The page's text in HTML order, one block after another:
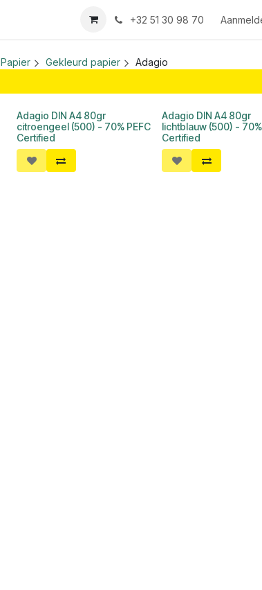
+32 51 30 98 70
Papier Gekleurd papier Adagio
Adagio DIN A4 80gr
citroengeel (500) - 70% PEFC
Certified
Adagio DIN A4 80gr
lichtblauw (500) - 70%
Certified